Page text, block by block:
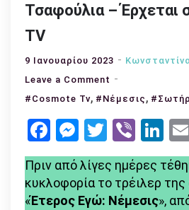
Τσαφούλια – Έρχεται
TV
9 Ιανουαρίου 2023
Leave a Comment on
«Έτερος
Νέμεσις»
Σωτήρη
Τσαφούλια
–
#Cosmote Tv, #Νέμεσις ,
Facebook
Messenger
Twitter
Viber
Πριν από λίγες ημέρες
κυκλοφορία το τρέιλερ της
«Έτερος Εγώ: Νέμεσις»,